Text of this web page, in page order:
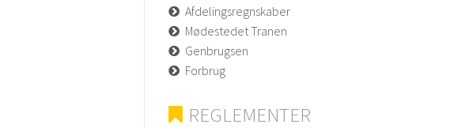
Afdelingsregnskaber
Mødestedet Tranen
Genbrugsen
Forbrug
REGLEMENTER